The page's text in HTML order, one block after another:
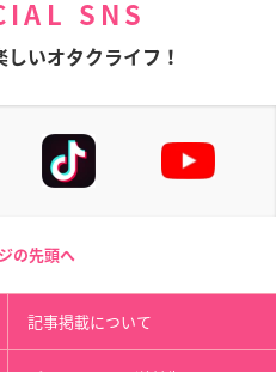
SNS
いオタクライフ！
の先頭へ
記事掲載について